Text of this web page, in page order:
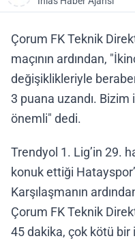
Çorum FK Teknik
maçının ardından,
değişiklikleriyle
3 puana uzandı.
önemli" dedi.
Trendyol 1. Lig’in 29.
konuk ettiği
Karşılaşmanın
Çorum FK Teknik
45 dakika, çok kötü bir